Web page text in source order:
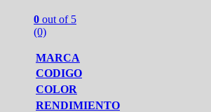
0 out of 5
(0)
MARCA
CODIGO
COLOR
RENDIMIENTO